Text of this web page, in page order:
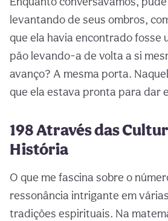
levantando de seus ombros,
que ela havia encontrado fosse
pão levando-a de volta a si
avanço? A mesma porta.
que ela estava pronta para dar
198 Através das
História
O que me fascina sobre o
ressonância intrigante em
tradições espirituais. Na